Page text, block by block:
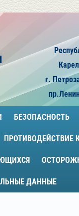
г.
БЕЗОПАСНОСТЬ
ПРОТИВОДЕЙСТВИЕ
ДАННЫЕ